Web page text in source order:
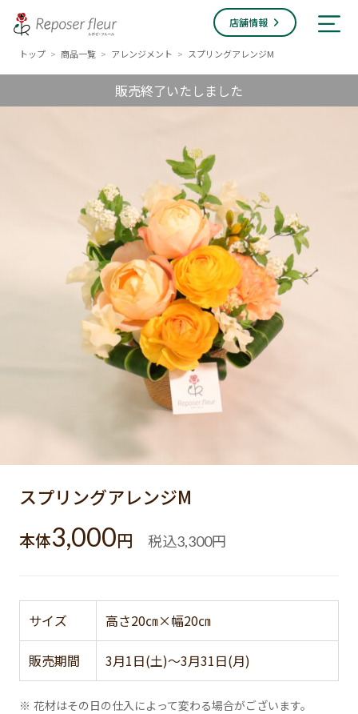
店舗情報
トップ > 商品一覧 > アレンジメント > スプリングアレンジM
販売終了いたしました
スプリングアレンジM
本体3,000円 税込3,300円
サイズ 高さ20㎝×幅20㎝
販売期間 3月1日(土)～3月31日(月)
※ 花材はその日の仕入によって変わる場合がございます。